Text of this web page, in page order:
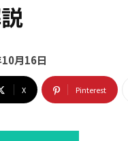
月16日
X Pinterest